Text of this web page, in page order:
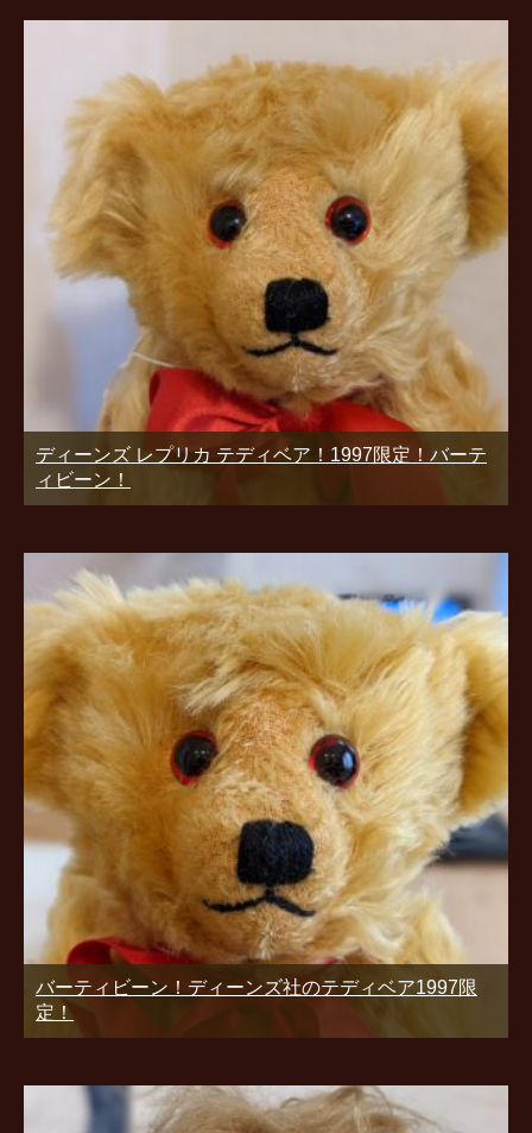
ディーンズ レプリカ テディベア！1997限定！バーテ
ィビーン！
バーティビーン！ディーンズ社のテディベア1997限
定！